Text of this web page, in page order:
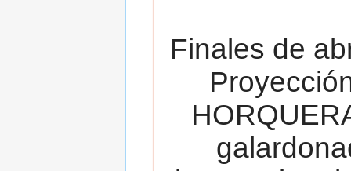
Finales de